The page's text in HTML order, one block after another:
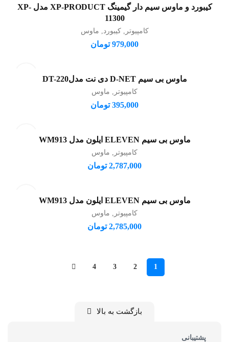
اطلاعات بیشتر
کیبورد و ماوس سیم دار گیمینگ XP-PRODUCT مدل XP-
11300
کامپیوتر ,کیبورد ماوس
979,000 تومان
افزودن به سبد خریدماوس بی سیم D-NET دی نت مدلDT-220
کامپیوتر ماوس
395,000 تومان
افزودن به سبد خریدماوس بی سیم ELEVEN ایلون مدل WM913
کامپیوتر ماوس
2,787,000 تومان
افزودن به سبد خریدماوس بی سیم ELEVEN ایلون مدل WM913
کامپیوتر ماوس
2,785,000 تومان
1
2
3
4
بازگشت به بالا
پشتیبانی